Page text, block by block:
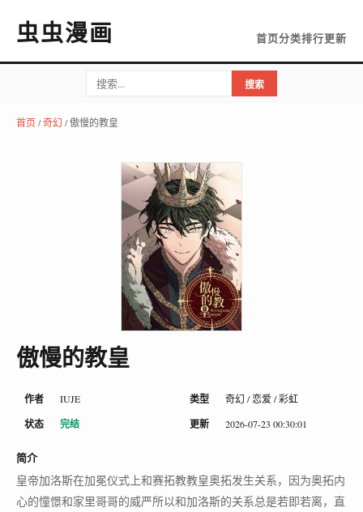
虫虫漫画 首页分类排行更新
搜索
首页/奇幻 / 傲慢的教皇
傲慢的教皇
作者 IUJE 类型 奇幻 / 恋爱 / 彩虹
状态 完结 更新 2026-07-23 00:30:01
简介
皇帝加洛斯在加冕仪式上和赛拓教教皇奥拓发生关系，因为奥拓内
心的憧憬和家里哥哥的威严所以和加洛斯的关系总是若即若离，直